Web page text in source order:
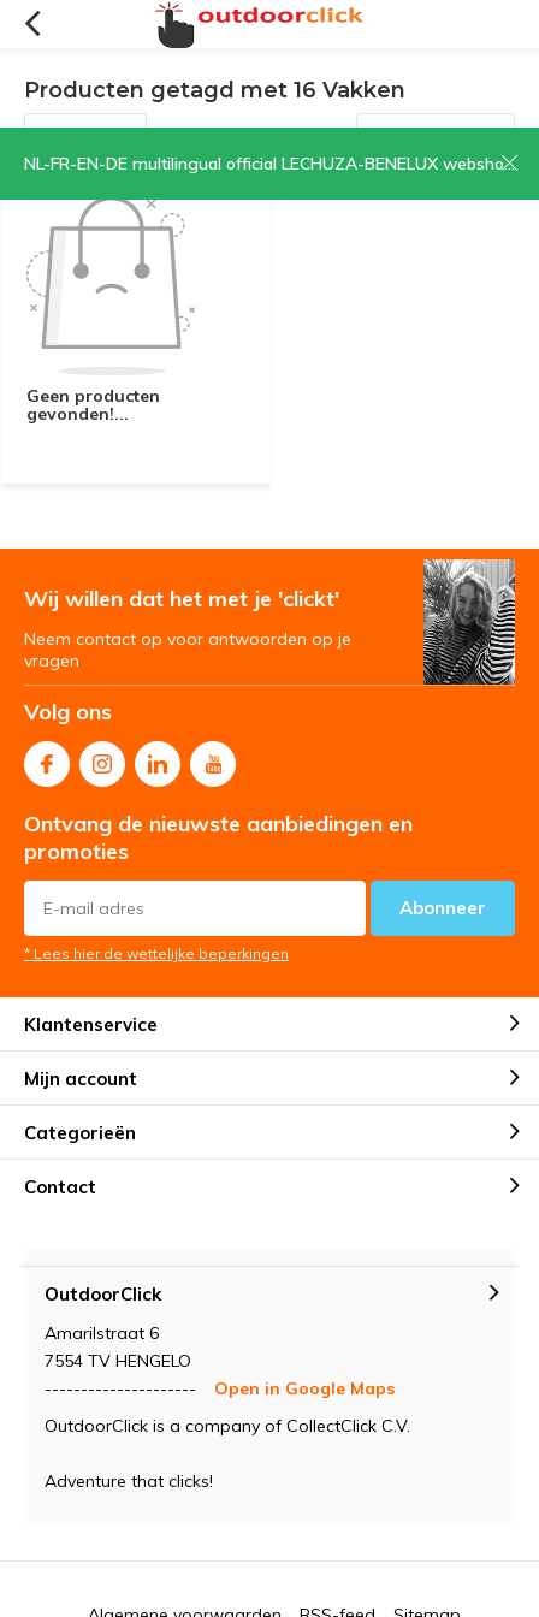
NL-FR-EN-DE multilingual official LECHUZA-BENELUX webshop | CLICK HERE NOW!
Producten getagd met 16 Vakken
Filters Sorteren op:
Geen producten
gevonden!...
Wij willen dat het met je 'clickt'
Neem contact op voor antwoorden op je
vragen
Volg ons
Ontvang de nieuwste aanbiedingen en
promoties
Abonneer
* Lees hier de wettelijke beperkingen
Klantenservice
Mijn account
Categorieën
Contact
OutdoorClick
Amarilstraat 6
7554 TV HENGELO
---------------------
Open in Google Maps
OutdoorClick is a company of CollectClick C.V.
Adventure that clicks!